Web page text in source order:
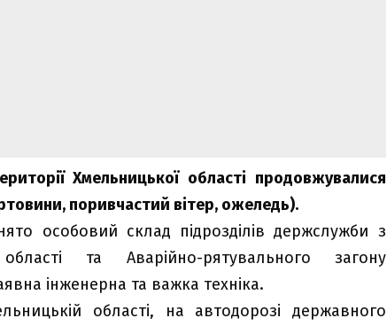
Хмельницької області продовжувалися
поривчастий вітер, ожеледь).
особовий склад підрозділів держслужби з
та Аварійно-рятувального загону
інженерна та важка техніка.
області, на автодорозі державного